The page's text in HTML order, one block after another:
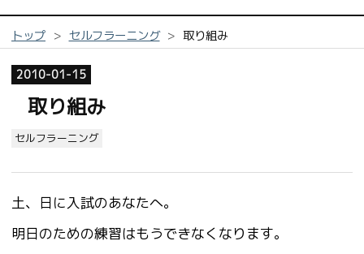
トップ > セルフラーニング > 取り組み
2010-01-15
取り組み
セルフラーニング
土、日に入試のあなたへ。
明日のための練習はもうできなくなります。